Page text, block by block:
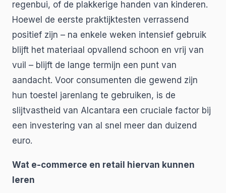
regenbui, of de plakkerige handen van kinderen.
Hoewel de eerste praktijktesten verrassend
positief zijn – na enkele weken intensief gebruik
blijft het materiaal opvallend schoon en vrij van
vuil – blijft de lange termijn een punt van
aandacht. Voor consumenten die gewend zijn
hun toestel jarenlang te gebruiken, is de
slijtvastheid van Alcantara een cruciale factor bij
een investering van al snel meer dan duizend
euro.
Wat e-commerce en retail hiervan kunnen
leren